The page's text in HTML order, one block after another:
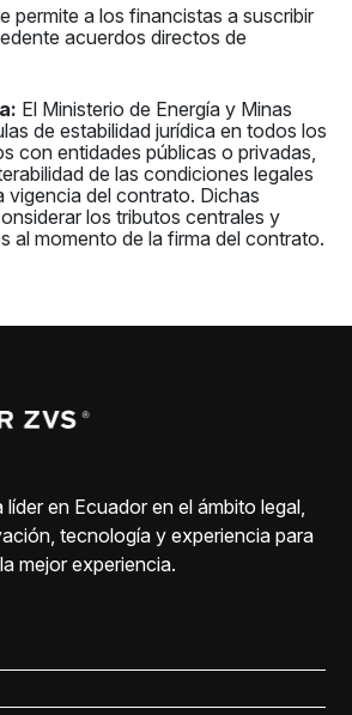
permite a los financistas a suscribir
acuerdos directos de
El Ministerio de Energía y Minas
de estabilidad jurídica en todos los
con entidades públicas o privadas,
de las condiciones legales
vigencia del contrato. Dichas
los tributos centrales y
al momento de la firma del contrato.
en Ecuador en el ámbito legal,
tecnología y experiencia para
mejor experiencia.